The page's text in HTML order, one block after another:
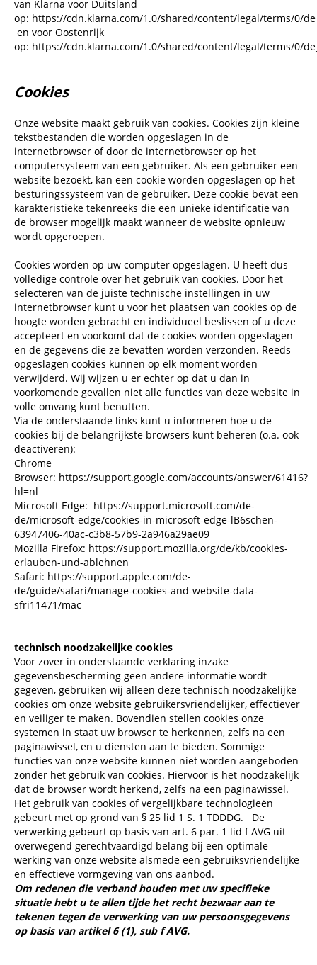
van Klarna voor Duitsland
op: https://cdn.klarna.com/1.0/shared/content/legal/terms/0/
en voor Oostenrijk
op: https://cdn.klarna.com/1.0/shared/content/legal/terms/0/
Cookies
Onze website maakt gebruik van cookies. Cookies zijn kleine
tekstbestanden die worden opgeslagen in de
internetbrowser of door de internetbrowser op het
computersysteem van een gebruiker. Als een gebruiker een
website bezoekt, kan een cookie worden opgeslagen op het
besturingssysteem van de gebruiker. Deze cookie bevat een
karakteristieke tekenreeks die een unieke identificatie van
de browser mogelijk maakt wanneer de website opnieuw
wordt opgeroepen.
Cookies worden op uw computer opgeslagen. U heeft dus
volledige controle over het gebruik van cookies. Door het
selecteren van de juiste technische instellingen in uw
internetbrowser kunt u voor het plaatsen van cookies op de
hoogte worden gebracht en individueel beslissen of u deze
accepteert en voorkomt dat de cookies worden opgeslagen
en de gegevens die ze bevatten worden verzonden. Reeds
opgeslagen cookies kunnen op elk moment worden
verwijderd. Wij wijzen u er echter op dat u dan in
voorkomende gevallen niet alle functies van deze website in
volle omvang kunt benutten.
Via de onderstaande links kunt u informeren hoe u de
cookies bij de belangrijkste browsers kunt beheren (o.a. ook
deactiveren):
Chrome
Browser: https://support.google.com/accounts/answer/61416?
hl=nl
Microsoft Edge: https://support.microsoft.com/de-
de/microsoft-edge/cookies-in-microsoft-edge-lB6schen-
63947406-40ac-c3b8-57b9-2a946a29ae09
Mozilla Firefox: https://support.mozilla.org/de/kb/cookies-
erlauben-und-ablehnen
Safari: https://support.apple.com/de-
de/guide/safari/manage-cookies-and-website-data-
sfri11471/mac
technisch noodzakelijke cookies
Voor zover in onderstaande verklaring inzake
gegevensbescherming geen andere informatie wordt
gegeven, gebruiken wij alleen deze technisch noodzakelijke
cookies om onze website gebruikersvriendelijker, effectiever
en veiliger te maken. Bovendien stellen cookies onze
systemen in staat uw browser te herkennen, zelfs na een
paginawissel, en u diensten aan te bieden. Sommige
functies van onze website kunnen niet worden aangeboden
zonder het gebruik van cookies. Hiervoor is het noodzakelijk
dat de browser wordt herkend, zelfs na een paginawissel.
Het gebruik van cookies of vergelijkbare technologieën
gebeurt met op grond van § 25 lid 1 S. 1 TDDDG.
De
verwerking gebeurt op basis van art. 6 par. 1 lid f AVG uit
overwegend gerechtvaardigd belang bij een optimale
werking van onze website alsmede een gebruiksvriendelijke
en effectieve vormgeving van ons aanbod.
Om redenen die verband houden met uw specifieke
situatie hebt u te allen tijde het recht bezwaar aan te
tekenen tegen de verwerking van uw persoonsgegevens
op basis van artikel 6 (1), sub f AVG.